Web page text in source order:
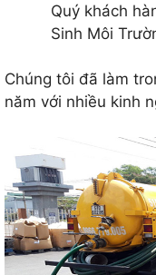
Quý khách
Sinh Môi
Chúng tôi đã làm
năm với nhiều kinh